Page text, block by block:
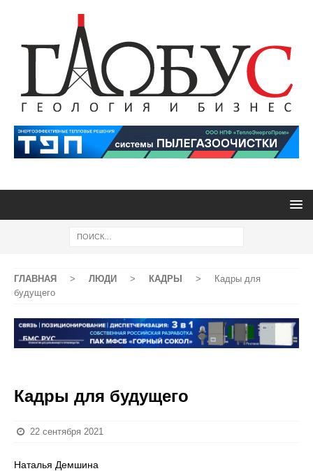
ГЛАВНАЯ > ЛЮДИ > КАДРЫ >
Кадры для
будущего
Кадры для будущего
22 сентября 2021
Наталья Демшина